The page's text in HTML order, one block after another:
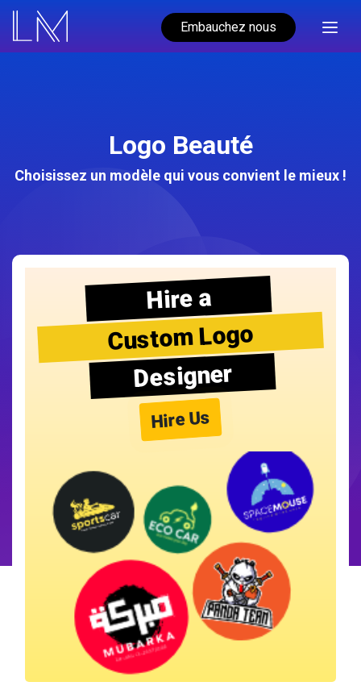
Embauchez nous
Logo Beauté
Choisissez un modèle qui vous convient le mieux !
Hire a
Custom Logo
Designer
Hire Us